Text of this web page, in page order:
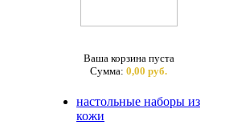
Ваша корзина пуста
Сумма: 0,00 руб.
настольные наборы из
кожи